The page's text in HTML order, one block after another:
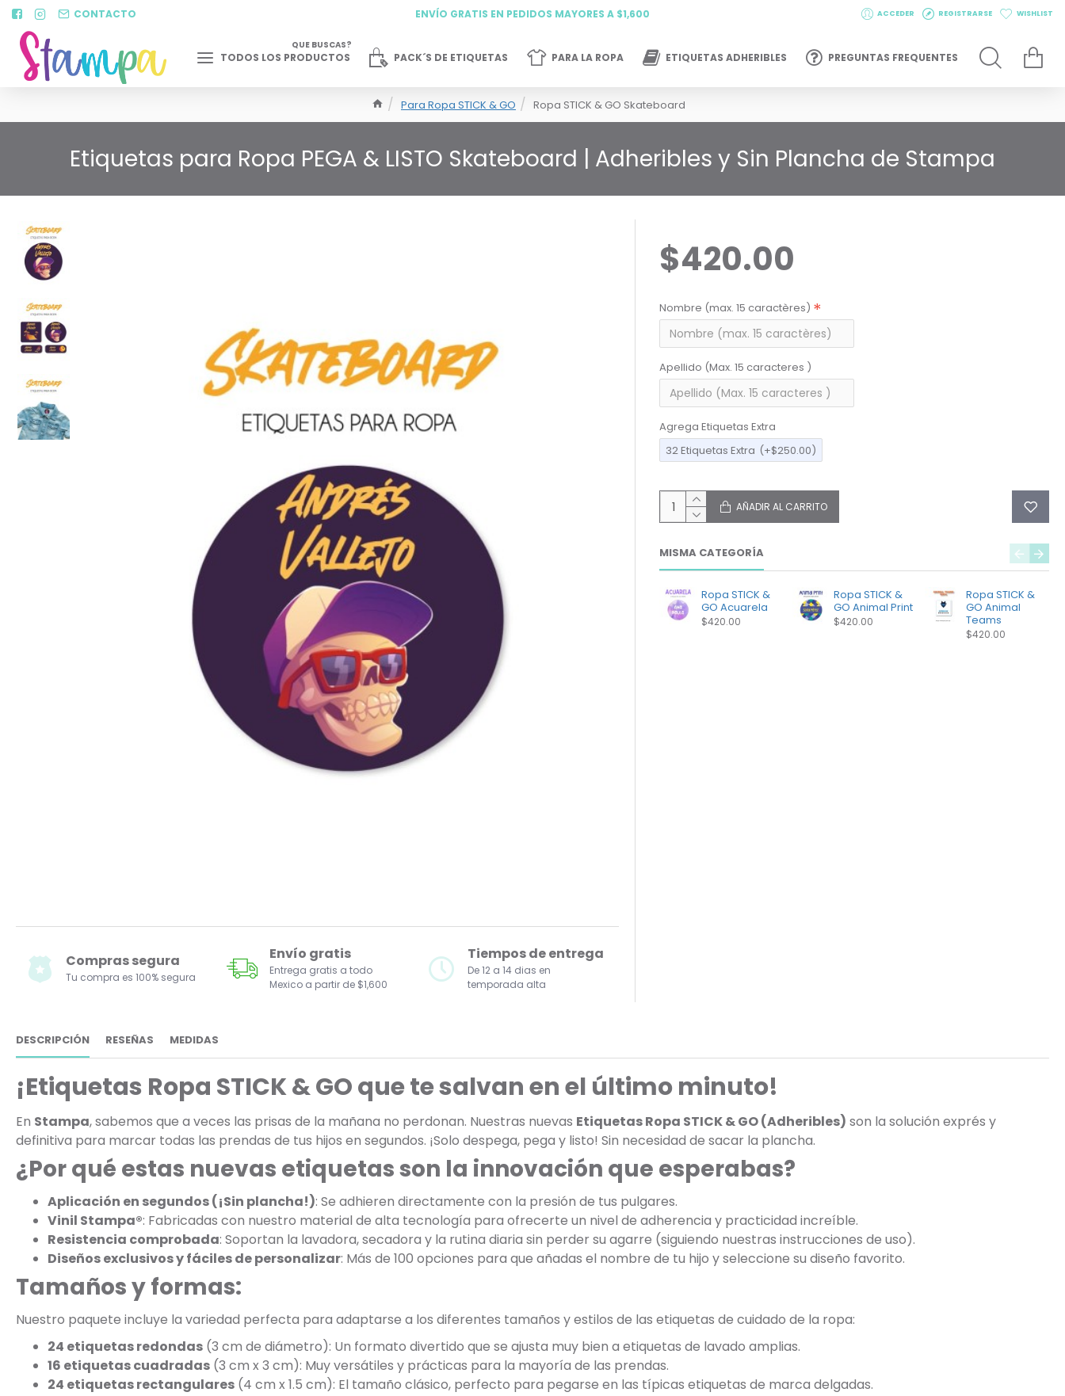
CONTACTO ENVÍO GRATIS EN PEDIDOS MAYORES A $1,600 ACCEDER REGISTRARSE WISHLIST
TODOS LOS PRODUCTOS
QUE BUSCAS?
PACK´S DE ETIQUETAS PARA LA ROPA ETIQUETAS ADHERIBLES PREGUNTAS FREQUENTES
Para Ropa STICK & GO Ropa STICK & GO Skateboard
Etiquetas para Ropa PEGA & LISTO Skateboard | Adheribles y Sin Plancha de Stampa
Compras segura
Tu compra es 100% segura
Envío gratis
Entrega gratis a todo
Mexico a partir de $1,600
Tiempos de entrega
De 12 a 14 dias en
temporada alta
$420.00
Nombre (max. 15 caractères)
Apellido (Max. 15 caracteres )
Agrega Etiquetas Extra
32 Etiquetas Extra (+$250.00)
AÑADIR AL CARRITO
MISMA CATEGORÍA
Ropa STICK &
GO Acuarela
$420.00
Ropa STICK &
GO Animal Print
$420.00
Ropa STICK &
GO Animal
Teams
$420.00
DESCRIPCIÓN RESEÑAS MEDIDAS
¡Etiquetas Ropa STICK & GO que te salvan en el último minuto!
En Stampa, sabemos que a veces las prisas de la mañana no perdonan. Nuestras nuevas Etiquetas Ropa STICK & GO (Adheribles) son la solución exprés y
definitiva para marcar todas las prendas de tus hijos en segundos. ¡Solo despega, pega y listo! Sin necesidad de sacar la plancha.
¿Por qué estas nuevas etiquetas son la innovación que esperabas?
Aplicación en segundos (¡Sin plancha!): Se adhieren directamente con la presión de tus pulgares.
Vinil Stampa®: Fabricadas con nuestro material de alta tecnología para ofrecerte un nivel de adherencia y practicidad increíble.
Resistencia comprobada: Soportan la lavadora, secadora y la rutina diaria sin perder su agarre (siguiendo nuestras instrucciones de uso).
Diseños exclusivos y fáciles de personalizar: Más de 100 opciones para que añadas el nombre de tu hijo y seleccione su diseño favorito.
Tamaños y formas:
Nuestro paquete incluye la variedad perfecta para adaptarse a los diferentes tamaños y estilos de las etiquetas de cuidado de la ropa:
24 etiquetas redondas (3 cm de diámetro): Un formato divertido que se ajusta muy bien a etiquetas de lavado amplias.
16 etiquetas cuadradas (3 cm x 3 cm): Muy versátiles y prácticas para la mayoría de las prendas.
24 etiquetas rectangulares (4 cm x 1.5 cm): El tamaño clásico, perfecto para pegarse en las típicas etiquetas de marca delgadas.